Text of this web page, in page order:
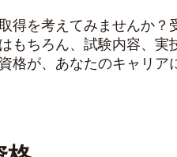
得を考えてみませんか？
もちろん、試験内容、実
格が、あなたのキャリア